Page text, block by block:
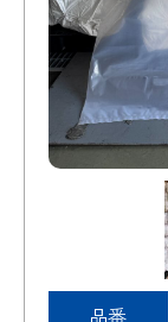
品番